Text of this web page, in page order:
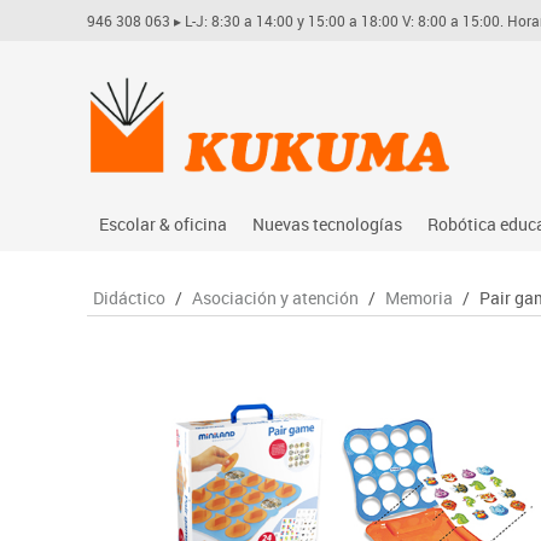
946 308 063 ▸ L-J: 8:30 a 14:00 y 15:00 a 18:00 V: 8:00 a 15:00.
Escolar & oficina
Archivo
Informática
Manualidades
Material escolar
Nuevas tecnologías
Audio
Soportes
Videoconferencia
Videoproyección
Robótica
Arduino
Otros
Didáctico / Asociación y atención / Memoria / Pair